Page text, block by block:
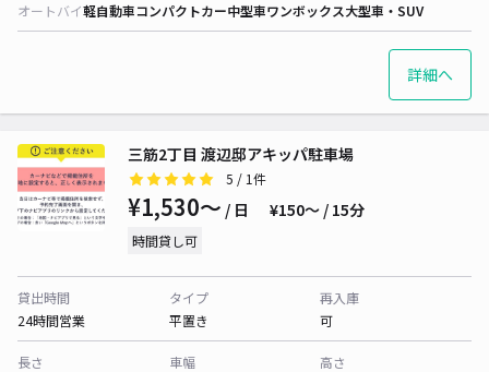
オートバイ軽自動車コンパクトカー中型車ワンボックス大型車・SUV
詳細へ
三筋2丁目 渡辺邸アキッパ駐車場
5 / 1件
¥1,530〜 / 日 ¥150〜 / 15分
時間貸し可
貸出時間
24時間営業
タイプ
平置き
再入庫
可
長さ
車幅
高さ